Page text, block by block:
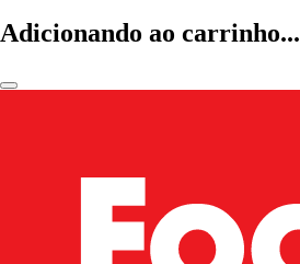
Adicionando ao carrinho...